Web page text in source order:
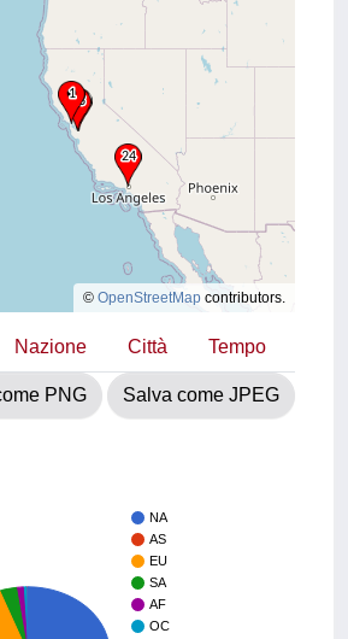
© OpenStreetMap contributors.
Nazione Città Tempo
PNG Salva come JPEG
NA
AS
EU
SA
AF
OC